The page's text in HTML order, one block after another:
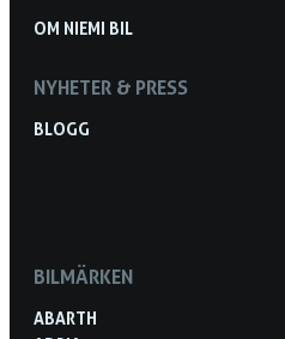
OM NIEMI BIL
NYHETER & PRESS
BLOGG
BILMÄRKEN
ABARTH